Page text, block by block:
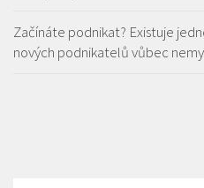
Začínáte podnikat? Existuje
nových podnikatelů vůbec